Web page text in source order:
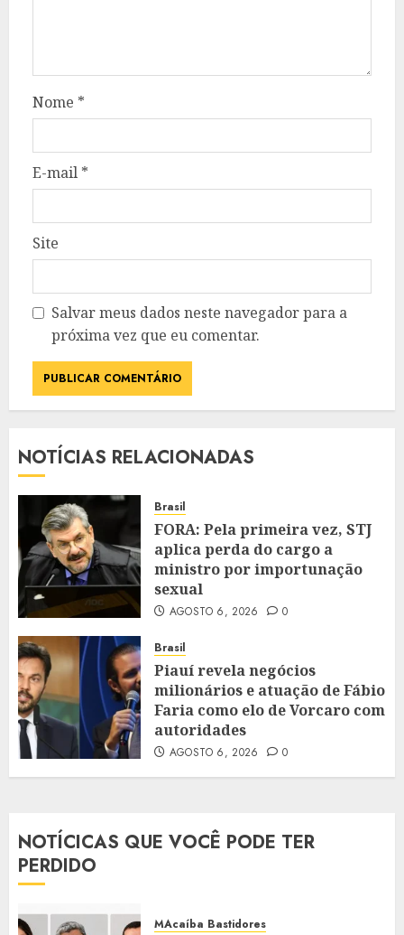
Nome *
E-mail *
Site
Salvar meus dados neste navegador para a
próxima vez que eu comentar.
NOTÍCIAS RELACIONADAS
Brasil
FORA: Pela primeira vez, STJ
aplica perda do cargo a
ministro por importunação
sexual
AGOSTO 6, 2026 0
Brasil
Piauí revela negócios
milionários e atuação de Fábio
Faria como elo de Vorcaro com
autoridades
AGOSTO 6, 2026 0
NOTÍCICAS QUE VOCÊ PODE TER
PERDIDO
MAcaíba Bastidores